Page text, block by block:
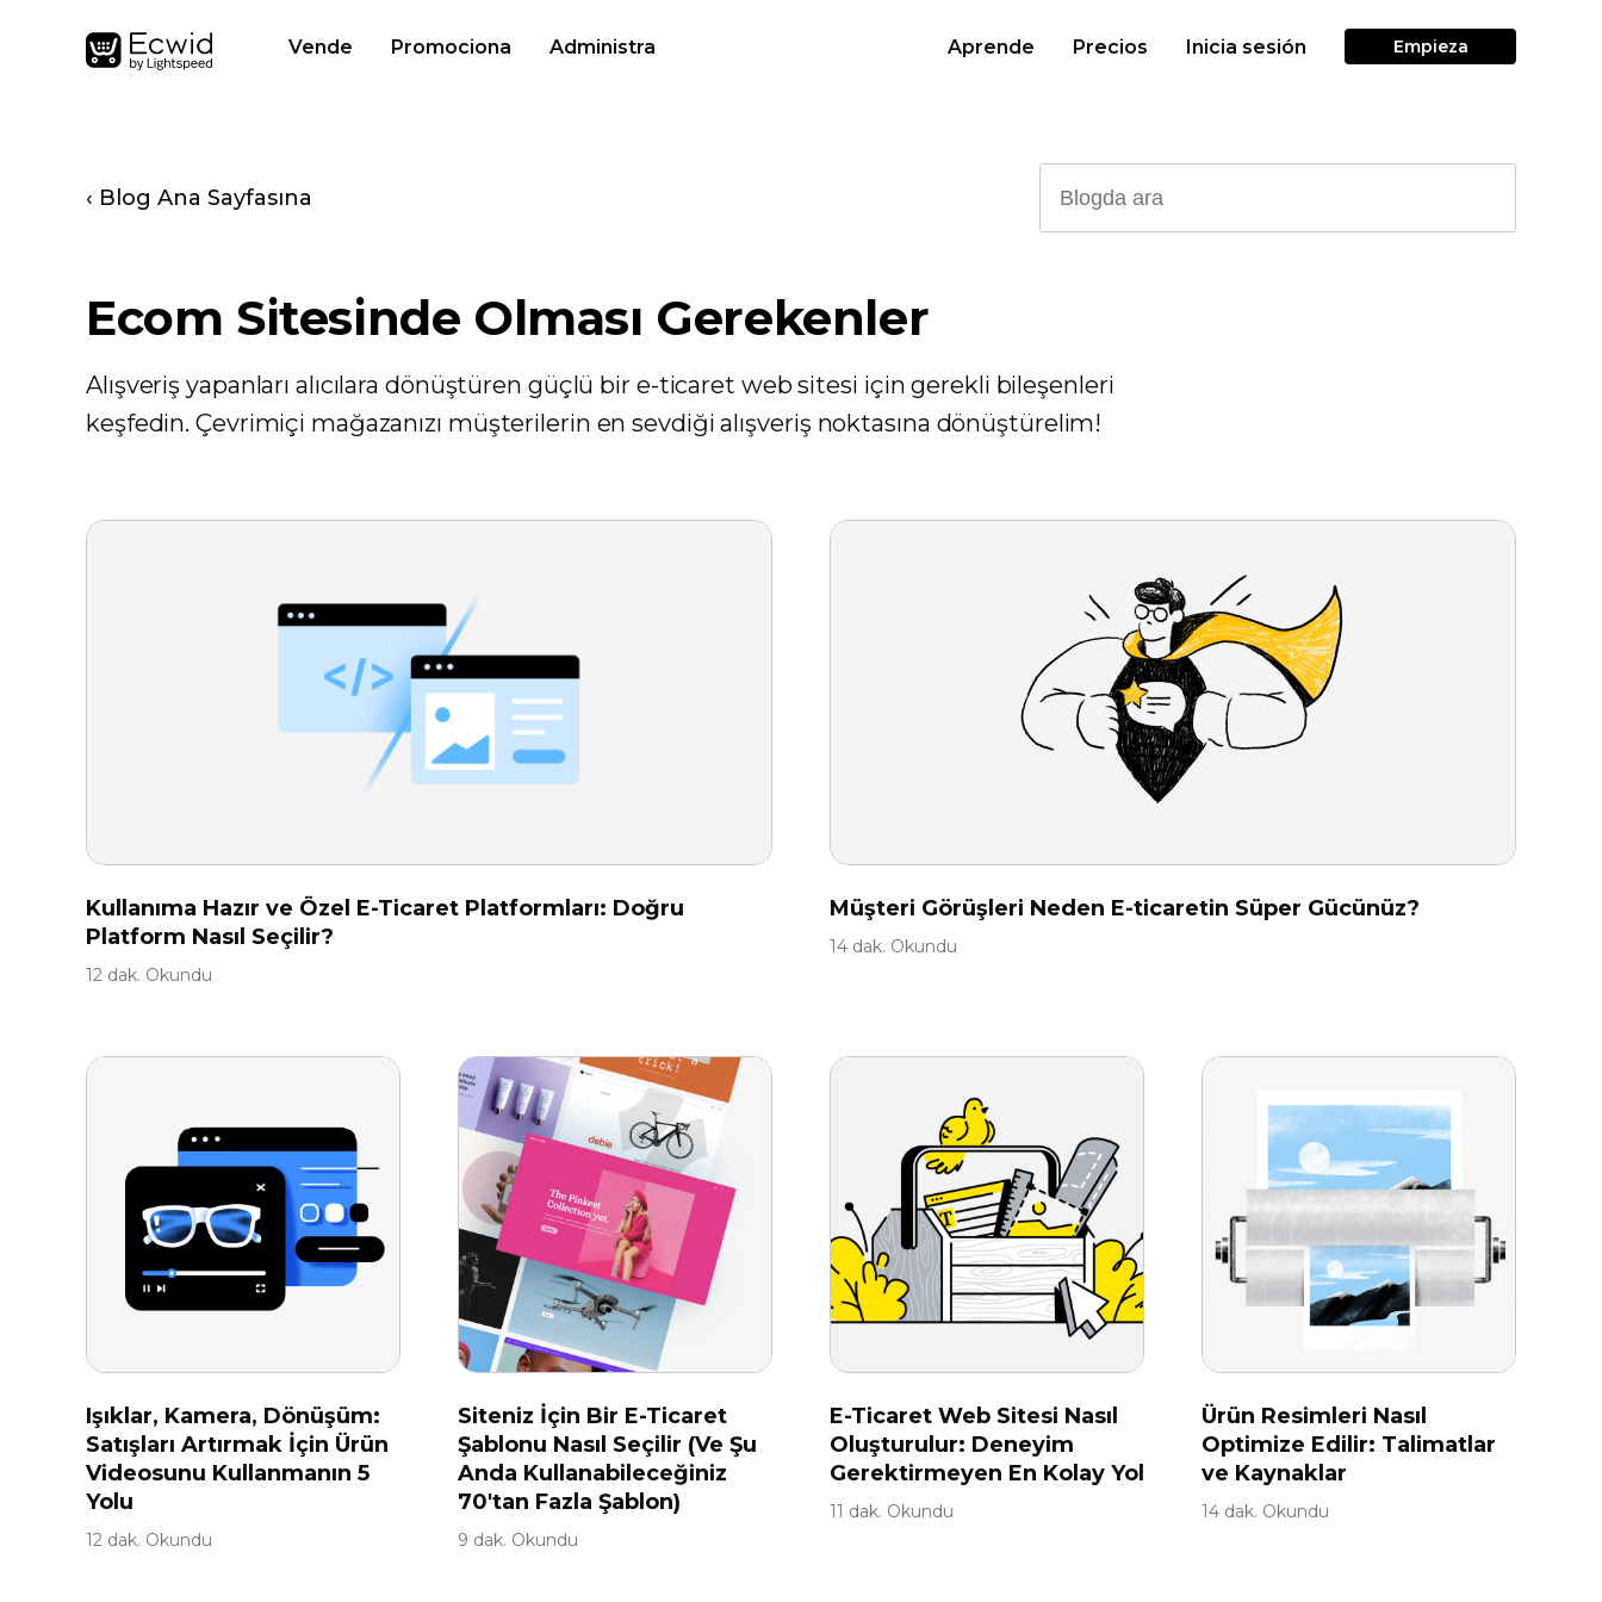
Vende Promociona Administra Aprende Precios Inicia sesión Empieza
‹ Blog Ana Sayfasına
Ecom Sitesinde Olması Gerekenler
Alışveriş yapanları alıcılara dönüştüren güçlü bir e-ticaret web sitesi için gerekli bileşenleri
keşfedin. Çevrimiçi mağazanızı müşterilerin en sevdiği alışveriş noktasına dönüştürelim!
Kullanıma Hazır ve Özel E-Ticaret Platformları: Doğru
Platform Nasıl Seçilir?
12 dak. Okundu
Müşteri Görüşleri Neden E-ticaretin Süper Gücünüz?
14 dak. Okundu
Işıklar, Kamera, Dönüşüm:
Satışları Artırmak İçin Ürün
Videosunu Kullanmanın 5
Yolu
12 dak. Okundu
Siteniz İçin Bir E-Ticaret
Şablonu Nasıl Seçilir (Ve Şu
Anda Kullanabileceğiniz
70'tan Fazla Şablon)
9 dak. Okundu
E-Ticaret Web Sitesi Nasıl
Oluşturulur: Deneyim
Gerektirmeyen En Kolay Yol
11 dak. Okundu
Ürün Resimleri Nasıl
Optimize Edilir: Talimatlar
ve Kaynaklar
14 dak. Okundu